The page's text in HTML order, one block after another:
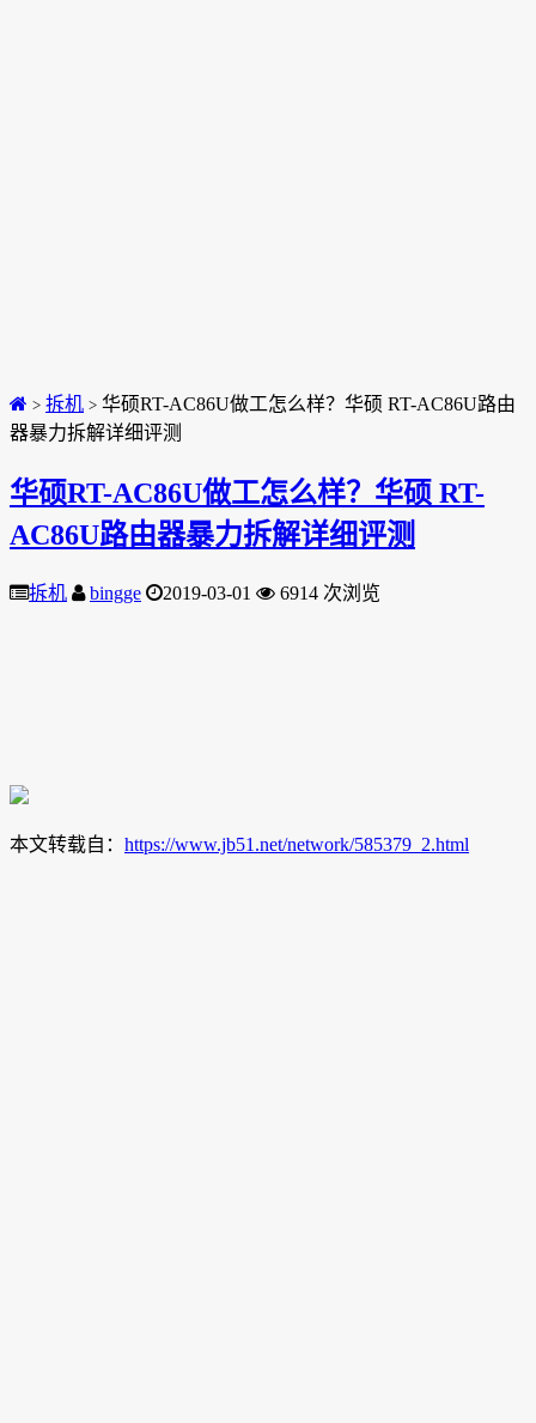
> 拆机 > 华硕RT-AC86U做工怎么样？华硕 RT-AC86U路由
器暴力拆解详细评测
华硕RT-AC86U做工怎么样？华硕 RT-
AC86U路由器暴力拆解详细评测
拆机 bingge 2019-03-01 6914 次浏览
本文转载自： https://www.jb51.net/network/585379_2.html